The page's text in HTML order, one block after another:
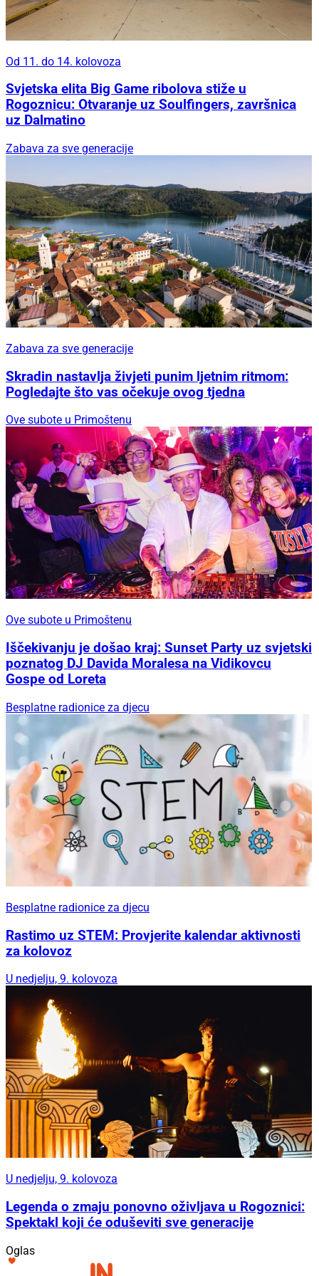
Od 11. do 14. kolovoza
Svjetska elita Big Game ribolova stiže u
Rogoznicu: Otvaranje uz Soulfingers, završnica
uz Dalmatino
Zabava za sve generacije
Zabava za sve generacije
Skradin nastavlja živjeti punim ljetnim ritmom:
Pogledajte što vas očekuje ovog tjedna
Ove subote u Primoštenu
Ove subote u Primoštenu
Iščekivanju je došao kraj: Sunset Party uz svjetski
poznatog DJ Davida Moralesa na Vidikovcu
Gospe od Loreta
Besplatne radionice za djecu
Besplatne radionice za djecu
Rastimo uz STEM: Provjerite kalendar aktivnosti
za kolovoz
U nedjelju, 9. kolovoza
U nedjelju, 9. kolovoza
Legenda o zmaju ponovno oživljava u Rogoznici:
Spektakl koji će oduševiti sve generacije
Oglas